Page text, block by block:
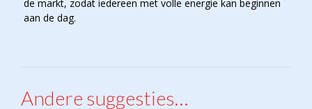
de markt, zodat iedereen met volle energie kan beginnen
aan de dag.
Andere suggesties…